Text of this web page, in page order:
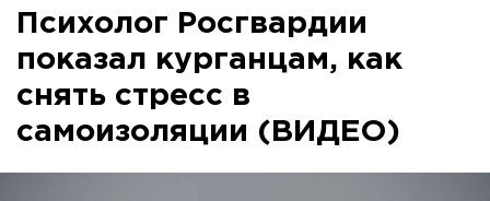
Психолог Росгвардии
показал курганцам, как
снять стресс в
самоизоляции (ВИДЕО)